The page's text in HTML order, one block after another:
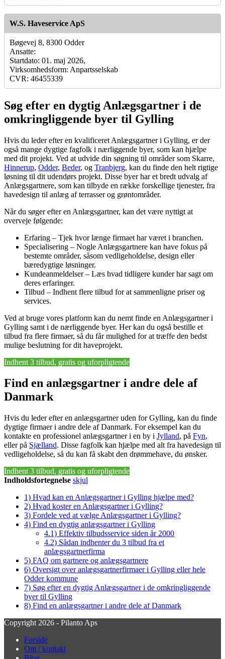
W.S. Haveservice ApS
Bøgevej 8, 8300 Odder
Ansatte:
Startdato: 01. maj 2026,
Virksomhedsform: Anpartsselskab
CVR: 46455339
Søg efter en dygtig Anlægsgartner i de
omkringliggende byer til Gylling
Hvis du leder efter en kvalificeret Anlægsgartner i Gylling, er der
også mange dygtige fagfolk i nærliggende byer, som kan hjælpe
med dit projekt. Ved at udvide din søgning til områder som Skarre,
Hinnerup, Odder, Beder, og Tranbjerg, kan du finde den helt rigtige
løsning til dit udendørs projekt. Disse byer har et bredt udvalg af
Anlægsgartnere, som kan tilbyde en række forskellige tjenester, fra
havedesign til anlæg af terrasser og grøntområder.
Når du søger efter en Anlægsgartner, kan det være nyttigt at
overveje følgende:
Erfaring – Tjek hvor længe firmaet har været i branchen.
Specialisering – Nogle Anlægsgartnere kan have fokus på
bestemte områder, såsom vedligeholdelse, design eller
bæredygtige løsninger.
Kundeanmeldelser – Læs hvad tidligere kunder har sagt om
deres erfaringer.
Tilbud – Indhent flere tilbud for at sammenligne priser og
services.
Ved at bruge vores platform kan du nemt finde en Anlægsgartner i
Gylling samt i de nærliggende byer. Her kan du også bestille et
tilbud fra flere firmaer, så du får mulighed for at træffe den bedst
mulige beslutning for dit haveprojekt.
Indhent 3 tilbud, gratis og uforpligtende
Find en anlægsgartner i andre dele af
Danmark
Hvis du leder efter en anlægsgartner uden for Gylling, kan du finde
dygtige firmaer i andre dele af Danmark. For eksempel kan du
kontakte en professionel anlægsgartner i en by i Jylland, på Fyn,
eller på Sjælland. Disse fagfolk kan hjælpe med alt fra havedesign til
vedligeholdelse, så du kan få skabt den drømmehave, du ønsker.
Indhent 3 tilbud, gratis og uforpligtende
Indholdsfortegnelse skjul
1) Hvad kan en Anlægsgartner i Gylling hjælpe med?
2) Hvad koster en Anlægsgartner i Gylling?
3) Fordele ved at vælge Anlægsgartner i Gylling?
4) Find en dygtig anlægsgartner i Gylling
4.1) Effektiv tilbudsservice siden år 2000
4.2) Sådan indhenter du 3 tilbud fra et
anlægsgartnerfirma
5) FAQ om gartnere og anlægsgartnere
6) Oversigt over anlægsgartnerfirmaer i Gylling eller hele
Odder kommune
7) Søg efter en dygtig Anlægsgartner i de omkringliggende
byer til Gylling
8) Find en anlægsgartner i andre dele af Danmark
Copyright 2026 - Pilanto Aps
Forside
Om / kontakt